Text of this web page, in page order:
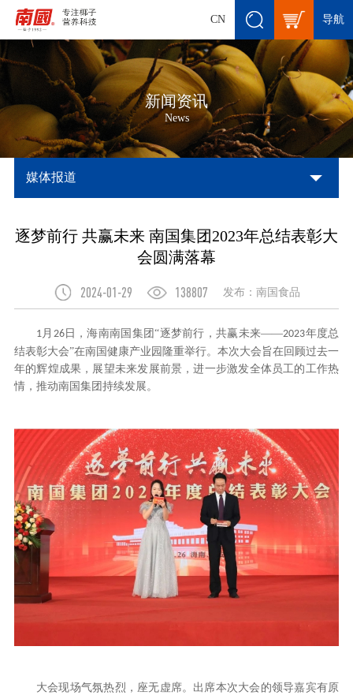
导航
CN
新闻资讯
News
媒体报道
逐梦前行 共赢未来 南国集团2023年总结表彰大
会圆满落幕
2024-01-29 138807 发布：南国食品
1月 26日，海南南国集团“逐梦前行，共赢未来——2023年度总
结表彰大会”在南国健康产业园隆重举行。本次大会旨在回顾过去一
年的辉煌成果，展望未来发展前景，进一步激发全体员工的工作热
情，推动南国集团持续发展。
大会现场气氛热烈，座无虚席。出席本次大会的领导嘉宾有原